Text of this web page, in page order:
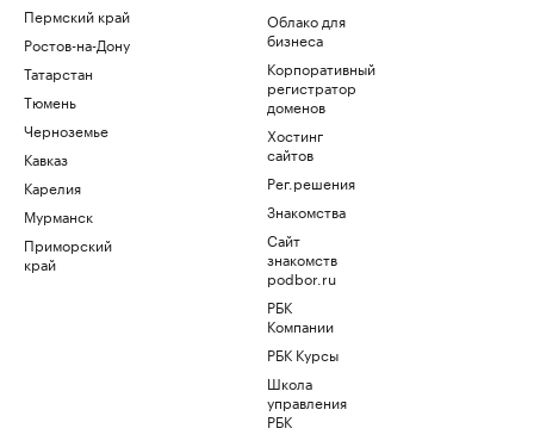
Пермский край
Ростов-на-Дону
Татарстан
Тюмень
Черноземье
Кавказ
Карелия
Мурманск
Приморский
край
Облако для
бизнеса
Корпоративный
регистратор
доменов
Хостинг
сайтов
Рег.решения
Знакомства
Сайт
знакомств
podbor.ru
РБК
Компании
РБК Курсы
Школа
управления
РБК